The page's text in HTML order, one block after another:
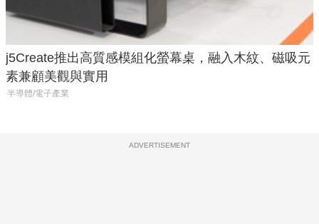
j5Create推出高質感模組化螢幕桌，融入木紋、磁吸元
素兼顧美觀與實用
半導體/電子產業
ADVERTISEMENT